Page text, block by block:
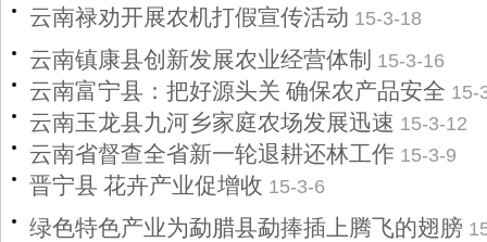
云南禄劝开展农机打假宣传活动 15-3-18
云南镇康县创新发展农业经营体制 15-3-16
云南富宁县：把好源头关 确保农产品安全 15-
云南玉龙县九河乡家庭农场发展迅速 15-3-12
云南省督查全省新一轮退耕还林工作 15-3-9
晋宁县 花卉产业促增收 15-3-6
绿色特色产业为勐腊县勐捧插上腾飞的翅膀